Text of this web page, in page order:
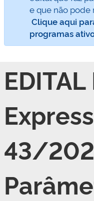
e que não pode
Clique aqui
programas
43/